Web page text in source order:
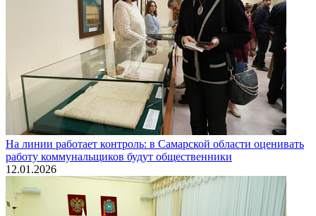
На линии работает контроль: в Самарской области оценивать
работу коммунальщиков будут общественники
12.01.2026